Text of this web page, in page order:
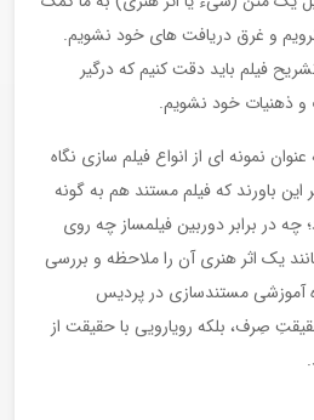
و غرق دریافت های خود نشویم.
فیلم باید دقت کنیم که درگیر
و ذهنیات خود نشویم.
نمونه ای از انواع فیلم سازی نگاه
باورند که فیلم مستند هم به گونه
در برابر دوربین فیلمساز چه روی
یک اثر هنری آن را ملاحظه و بررسی
آموزشی مستندسازی در پردیس
صِرف، بلکه رویارویی با حقیقت از